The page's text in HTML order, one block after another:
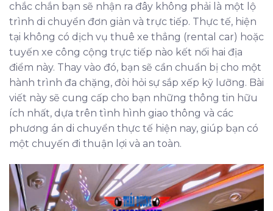
chắc chắn bạn sẽ nhận ra đây không phải là một lộ
trình di chuyển đơn giản và trực tiếp. Thực tế, hiện
tại không có dịch vụ thuê xe thẳng (rental car) hoặc
tuyến xe công cộng trực tiếp nào kết nối hai địa
điểm này. Thay vào đó, bạn sẽ cần chuẩn bị cho một
hành trình đa chặng, đòi hỏi sự sắp xếp kỹ lưỡng. Bài
viết này sẽ cung cấp cho bạn những thông tin hữu
ích nhất, dựa trên tình hình giao thông và các
phương án di chuyển thực tế hiện nay, giúp bạn có
một chuyến đi thuận lợi và an toàn.